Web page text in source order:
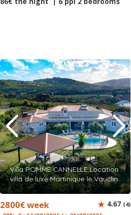
Villa POMME CANNELLE Location
villa de luxe Martinique le Vauclin
2800€ week 4.67 (4)